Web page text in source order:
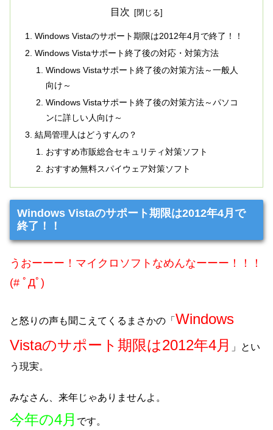
目次
Windows Vistaのサポート期限は2012年4月で終了！！
Windows Vistaサポート終了後の対応・対策方法
Windows Vistaサポート終了後の対策方法～一般人
向け～
Windows Vistaサポート終了後の対策方法～パソコ
ンに詳しい人向け～
結局管理人はどうすんの？
おすすめ市販総合セキュリティ対策ソフト
おすすめ無料スパイウェア対策ソフト
Windows Vistaのサポート期限は2012年4月で
終了！！
うおーーー！マイクロソフトなめんなーーー！！！
(# ﾟДﾟ)
と怒りの声も聞こえてくるまさかの「 Windows
Vistaのサポート期限は2012年4月
」とい
う現実。
みなさん、来年じゃありませんよ。
今年の4月 です。